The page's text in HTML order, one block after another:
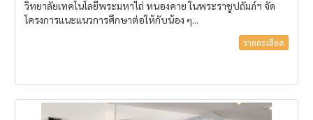
วิทยาลัยเทคโนโลยีพระมหาไถ่ หนองคาย ในพระราชูปถัมภ์ฯ จัด
โครงการแนะแนวการศึกษาต่อให้กับน้อง ๆ...
รายละเอียด